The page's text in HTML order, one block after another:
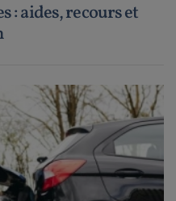
: aides, recours et